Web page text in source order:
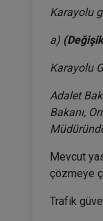
Karayolu
a)
Karayolu
Adalet
Bakanı,
Mevcut
çözmeye
Trafik